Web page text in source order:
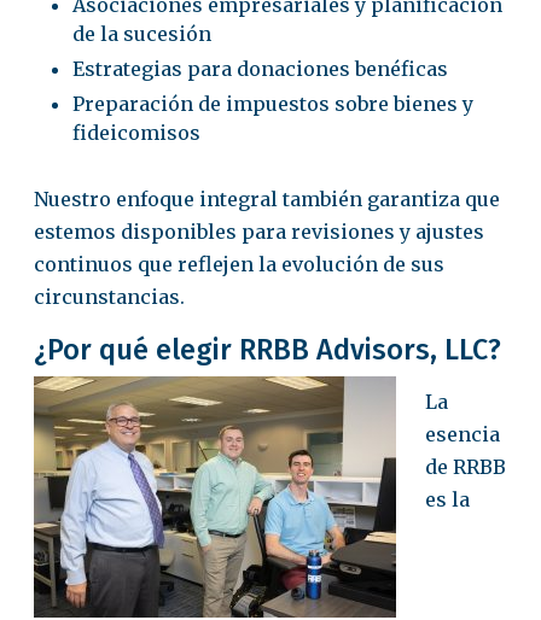
Asociaciones empresariales y planificación
de la sucesión
Estrategias para donaciones benéficas
Preparación de impuestos sobre bienes y
fideicomisos
Nuestro enfoque integral también garantiza que
estemos disponibles para revisiones y ajustes
continuos que reflejen la evolución de sus
circunstancias.
¿Por qué elegir RRBB Advisors, LLC?
La
esencia
de RRBB
es la